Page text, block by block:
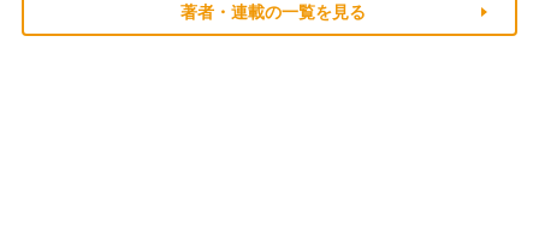
著者・連載の一覧を見る